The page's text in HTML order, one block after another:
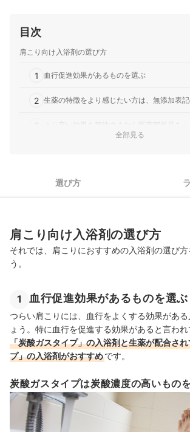
目次
肩こり向け入浴剤の選び方
1 血行促進効果があるものを選ぶ
2 生薬の特徴をより感じたい方は、無添加表
3 より高い効果を期待するなら医薬部外品を
肩こりに効果的な入浴方法
市販の薬を活用して痛みを緩和！
肩こり向け入浴剤の売れ筋ランキングもチェック！
全部見る
選び方
肩こり向け入浴剤の選び方
それでは、肩こりにおすすめの入浴剤の選び方
う。
1 血行促進効果があるものを選ぶ
つらい肩こりには、血行をよくする効果があ
ょう。特に血行を促進する効果があると言われ
「炭酸ガスタイプ」の入浴剤と生薬が配合さ
プ」の入浴剤がおすすめです。
炭酸ガスタイプは炭酸濃度の高いもの